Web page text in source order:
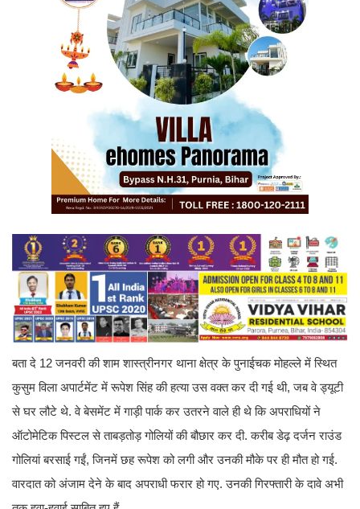
बता दे 12 जनवरी की शाम शास्‍त्रीनगर थाना क्षेत्र के पुनाईचक मोहल्‍ले में स्थित
कुसुम विला अपार्टमेंट में रूपेश सिंह की हत्‍या उस वक्‍त कर दी गई थी, जब वे ड्यूटी
से घर लौटे थे. वे बेसमेंट में गाड़ी पार्क कर उतरने वाले ही थे कि अपराधियों ने
ऑटोमेटिक पिस्‍टल से ताबड़तोड़ गोलियों की बौछार कर दी. करीब डेढ़ दर्जन राउंड
गोलियां बरसाई गईं, जिनमें छह रूपेश को लगी और उनकी मौके पर ही मौत हो गई.
वारदात को अंजाम देने के बाद अपराधी फरार हो गए. उनकी गिरफ्तारी के दावे अभी